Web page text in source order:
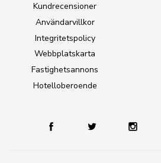
Kundrecensioner
Användarvillkor
Integritetspolicy
Webbplatskarta
Fastighetsannons
Hotelloberoende